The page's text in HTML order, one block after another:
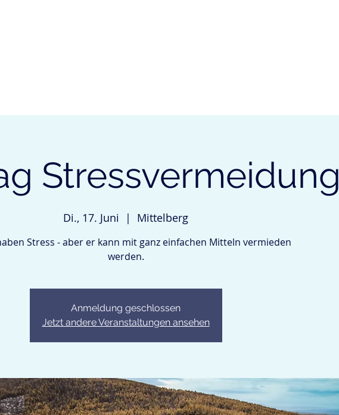
Stressvermeidung
Di., 17. Juni
  |
Mittelberg
Stress - aber er kann mit ganz einfachen Mitteln vermieden
Anmeldung geschlossen
Jetzt andere Veranstaltungen ansehen